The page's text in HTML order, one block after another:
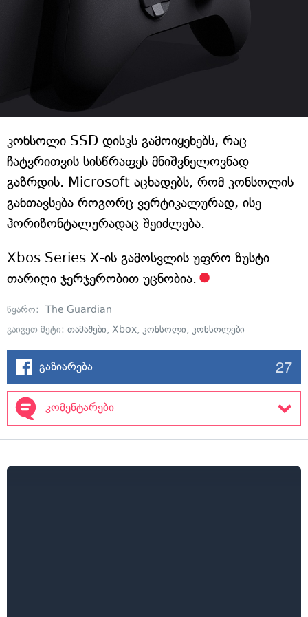
კონსოლი SSD დისკს გამოიყენებს, რაც
ჩატვრითვის სისწრაფეს მნიშვნელოვნად
გაზრდის. Microsoft აცხადებს, რომ კონსოლის
განთავსება როგორც ვერტიკალურად, ისე
ჰორიზონტალურადაც შეიძლება.
Xbos Series X-ის გამოსვლის უფრო ზუსტი
თარიღი ჯერჯერობით უცნობია.
წყარო: The Guardian
გაიგეთ მეტი: თამაშები, Xbox, კონსოლი, კონსოლები
გაზიარება 27
კომენტარები